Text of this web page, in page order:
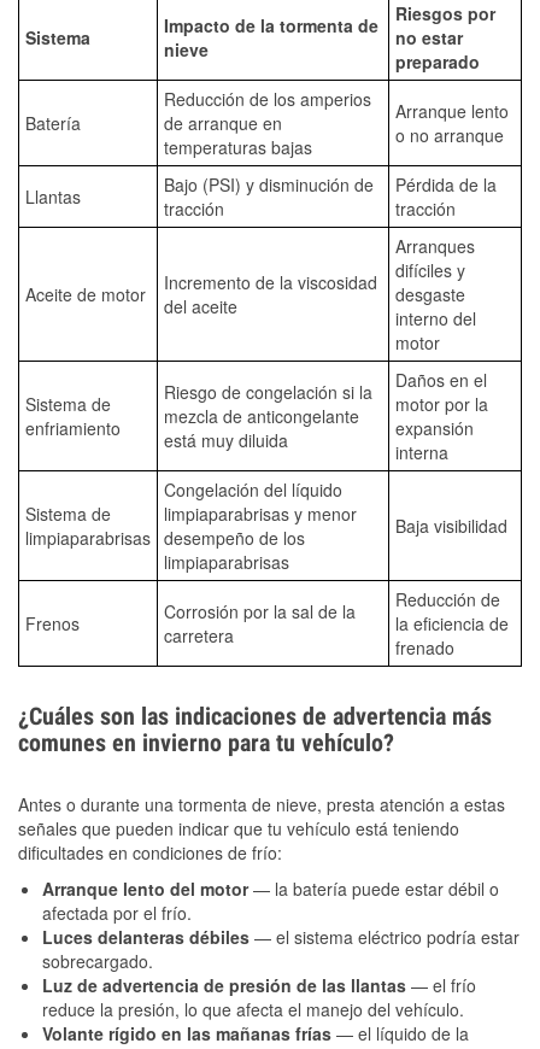
Sistema
Impacto de la tormenta de
nieve
Riesgos por
no estar
preparado
Batería
Reducción de los amperios
de arranque en
temperaturas bajas
Arranque lento
o no arranque
Llantas
Bajo (PSI) y disminución de
tracción
Pérdida de la
tracción
Aceite de motor
Incremento de la viscosidad
del aceite
Arranques
difíciles y
desgaste
interno del
motor
Sistema de
enfriamiento
Riesgo de congelación si la
mezcla de anticongelante
está muy diluida
Daños en el
motor por la
expansión
interna
Sistema de
limpiaparabrisas
Congelación del líquido
limpiaparabrisas y menor
desempeño de los
limpiaparabrisas
Baja visibilidad
Frenos
Corrosión por la sal de la
carretera
Reducción de
la eficiencia de
frenado
¿Cuáles son las indicaciones de advertencia más
comunes en invierno para tu vehículo?
Antes o durante una tormenta de nieve, presta atención a estas
señales que pueden indicar que tu vehículo está teniendo
dificultades en condiciones de frío:
Arranque lento del motor— la batería puede estar débil o
afectada por el frío.
Luces delanteras débiles — el sistema eléctrico podría estar
sobrecargado.
Luz de advertencia de presión de las llantas — el frío
reduce la presión, lo que afecta el manejo del vehículo.
Volante rígido en las mañanas frías — el líquido de la